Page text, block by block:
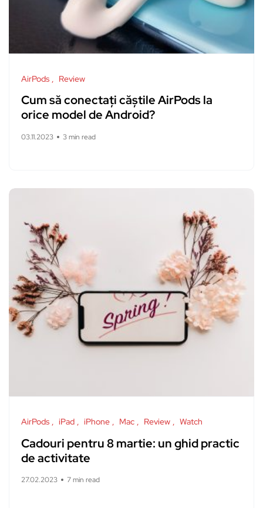
AirPods Review
Cum să conectați căștile AirPods la
orice model de Android?
03.11.2023 3 min read
AirPods iPad iPhone Mac Review Watch
Cadouri pentru 8 martie: un ghid practic
de activitate
27.02.2023 7 min read